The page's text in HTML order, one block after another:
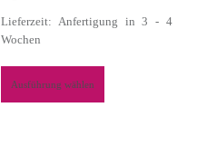
Lieferzeit: Anfertigung in 3 - 4
Wochen
Ausführung wählen